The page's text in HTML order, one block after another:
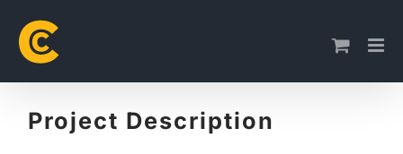
content
Project Description